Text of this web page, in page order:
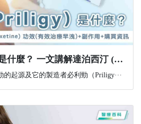
必利勁 (Priligy) 是什麼？ 一文講解達泊西汀 (Dapoxetine) 功效(有效治療早洩)+副作用+購買資訊
起源及它的製造者必利勁（Priligy···